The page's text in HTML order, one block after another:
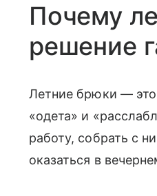
Почему
решение
Летние брюки —
«одета» и
работу, собрать с
оказаться в